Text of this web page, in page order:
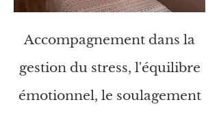
Accompagnement dans la
gestion du stress, l'équilibre
émotionnel, le soulagement